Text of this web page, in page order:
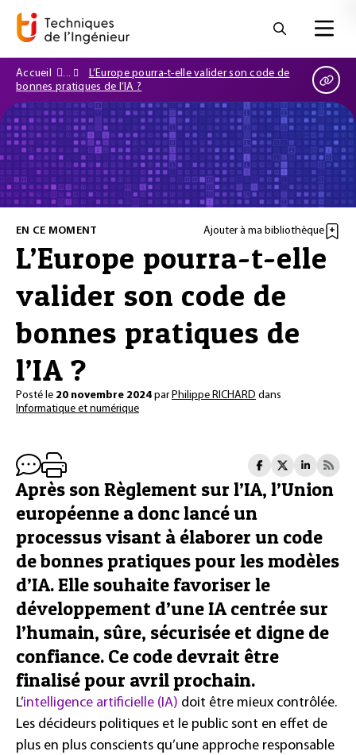
Accueil
L’Europe pourra-t-elle valider son code de
bonnes pratiques de l’IA ?
EN CE MOMENT Ajouter à ma bibliothèque
L’Europe pourra-t-elle
valider son code de
bonnes pratiques de
l’IA ?
Posté le 20 novembre 2024 parPhilippe RICHARD dans
Informatique et numérique
Après son Règlement sur l’IA, l’Union
européenne a donc lancé un
processus visant à élaborer un code
de bonnes pratiques pour les modèles
d’IA. Elle souhaite favoriser le
développement d’une IA centrée sur
l’humain, sûre, sécurisée et digne de
confiance. Ce code devrait être
finalisé pour avril prochain.
L’intelligence artificielle (IA) doit être mieux contrôlée.
Les décideurs politiques et le public sont en effet de
plus en plus conscients qu’une approche responsable